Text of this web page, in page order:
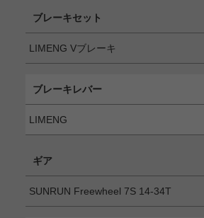
ブレーキセット
LIMENG Vブレーキ
ブレーキレバー
LIMENG
ギア
SUNRUN Freewheel 7S 14-34T